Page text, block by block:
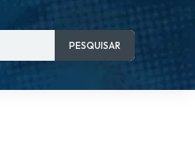
PESQUISAR